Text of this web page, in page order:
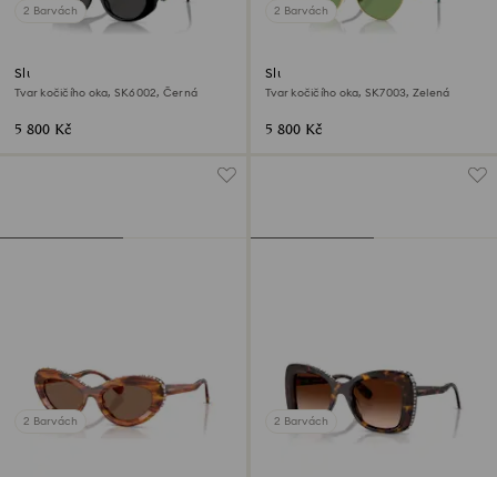
2 Barvách
Sluneční brýle
Tvar kočičího oka, SK6002, Černá
5 800 Kč
2 Barvách
Sluneční brýle
Tvar kočičího oka, SK7003, Zelená
5 800 Kč
2 Barvách 2 Barvách